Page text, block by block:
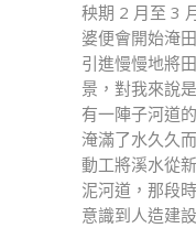
秧期 2 月至 3
婆便會開始淹
引進慢慢地將
景，對我來說
有一陣子河道
淹滿了水久久
動工將溪水從
泥河道，那段
意識到人造建